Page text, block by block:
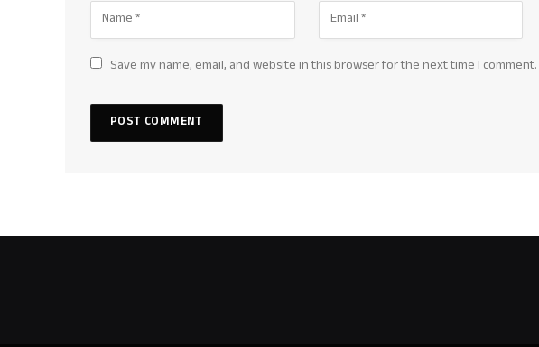
Save my name, email, and website in this browser for the next time I comment.